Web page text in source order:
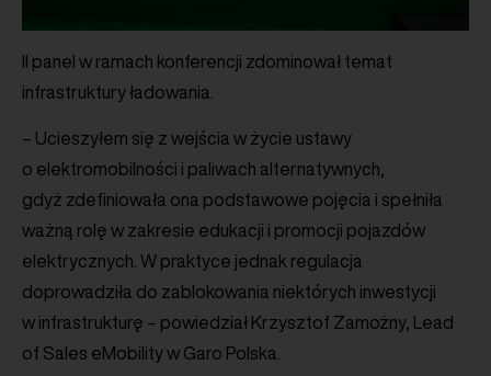
II panel w ramach konferencji zdominował temat
infrastruktury ładowania.
– Ucieszyłem się z wejścia w życie ustawy
o elektromobilności i paliwach alternatywnych,
gdyż zdefiniowała ona podstawowe pojęcia i spełniła
ważną rolę w zakresie edukacji i promocji pojazdów
elektrycznych. W praktyce jednak regulacja
doprowadziła do zablokowania niektórych inwestycji
w infrastrukturę – powiedział Krzysztof Zamożny, Lead
of Sales eMobility w Garo Polska.